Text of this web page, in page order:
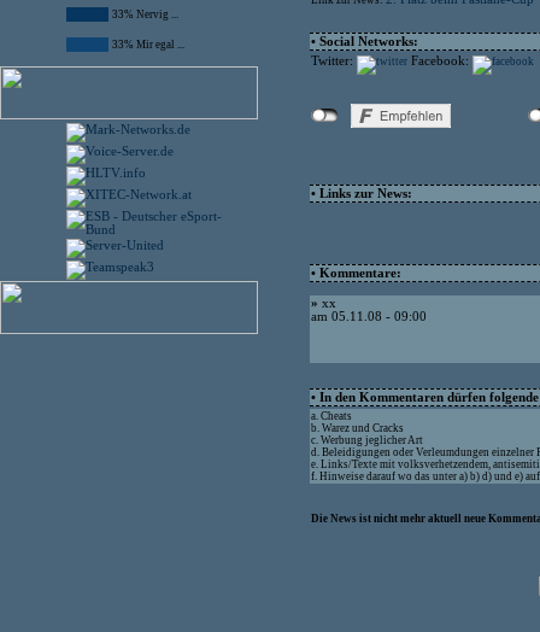
33% Nervig ...
33% Mir egal ...
• Social Networks:
Twitter:
Facebook:
• Links zur News:
• Kommentare:
» xx
am 05.11.08 - 09:00
• In den Kommentaren dürfen
a. Cheats
b. Warez und Cracks
c. Werbung jeglicher Art
d. Beleidigungen oder Verleumdungen einzelner
e. Links/Texte mit volksverhetzendem,
f. Hinweise darauf wo das unter a) b) d) und e)
Die News ist nicht mehr aktuell neue